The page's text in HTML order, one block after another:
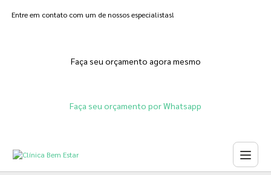
Entre em contato com um de nossos especialistas!
Faça seu orçamento agora mesmo
Faça seu orçamento por Whatsapp